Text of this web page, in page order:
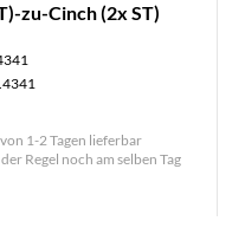
zu-Cinch (2x ST)
1-2 Tagen lieferbar
Regel noch am selben Tag